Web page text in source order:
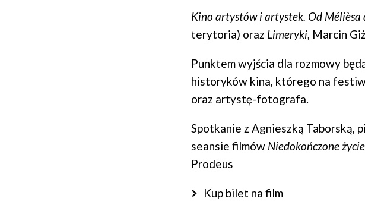
Kino artystów i artystek. Od Mélièsa
terytoria) oraz Limeryki, Marcin
Punktem wyjścia dla rozmowy
historyków kina, którego na
oraz artystę-fotografa.
Spotkanie z Agnieszką Taborską,
seansie filmów Niedokończone
Prodeus
Kup bilet na film